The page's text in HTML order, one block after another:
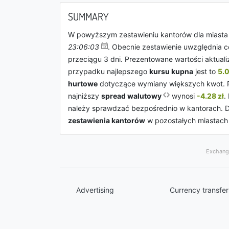
SUMMARY
W powyższym zestawieniu kantorów dla miasta
23:06:03
. Obecnie zestawienie uwzględnia
przeciągu 3 dni. Prezentowane wartości
przypadku najlepszego kursu kupna jest to
hurtowe dotyczące wymiany większych kwot.
najniższy spread walutowy wynosi -4.28 zł.
należy sprawdzać bezpośrednio w kantorach.
zestawienia kantorów w pozostałych
Advertising Currency